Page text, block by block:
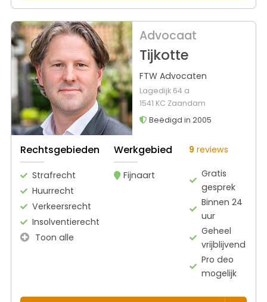
Advocaat
Tijkotte
FTW Advocaten
Lagedijk 64 a
1541 KC Zaandam
Beëdigd in 2005
Rechtsgebieden
Strafrecht
Huurrecht
Verkeersrecht
Insolventierecht
Toon alle
Werkgebied
Fijnaart
9 reviews
Gratis
gesprek
Binnen 24
uur
Geheel
vrijblijvend
Pro deo
mogelijk